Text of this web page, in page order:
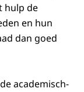
hulp de
en hun
dan goed
academisch-